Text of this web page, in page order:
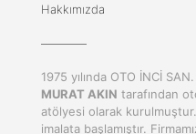
Hakkımızda
1975 yılında OTO İNCİ
MURAT AKIN tarafından
atölyesi olarak kurulmuştur.
imalata başlamıştır.